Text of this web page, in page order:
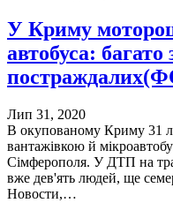
У Криму
автобуса: багато
Лип 31, 2020
В окупованому Криму 31
вантажівкою й
Сімферополя. У ДТП на
вже дев'ять людей, ще
Новости,…